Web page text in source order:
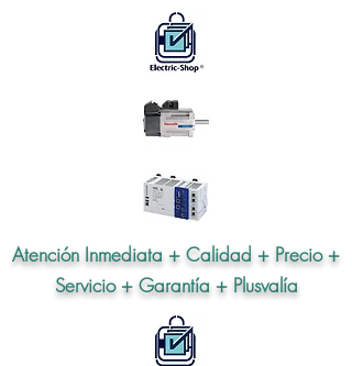
Atención Inmediata + Calidad + Precio +
Servicio + Garantía + Plusvalía